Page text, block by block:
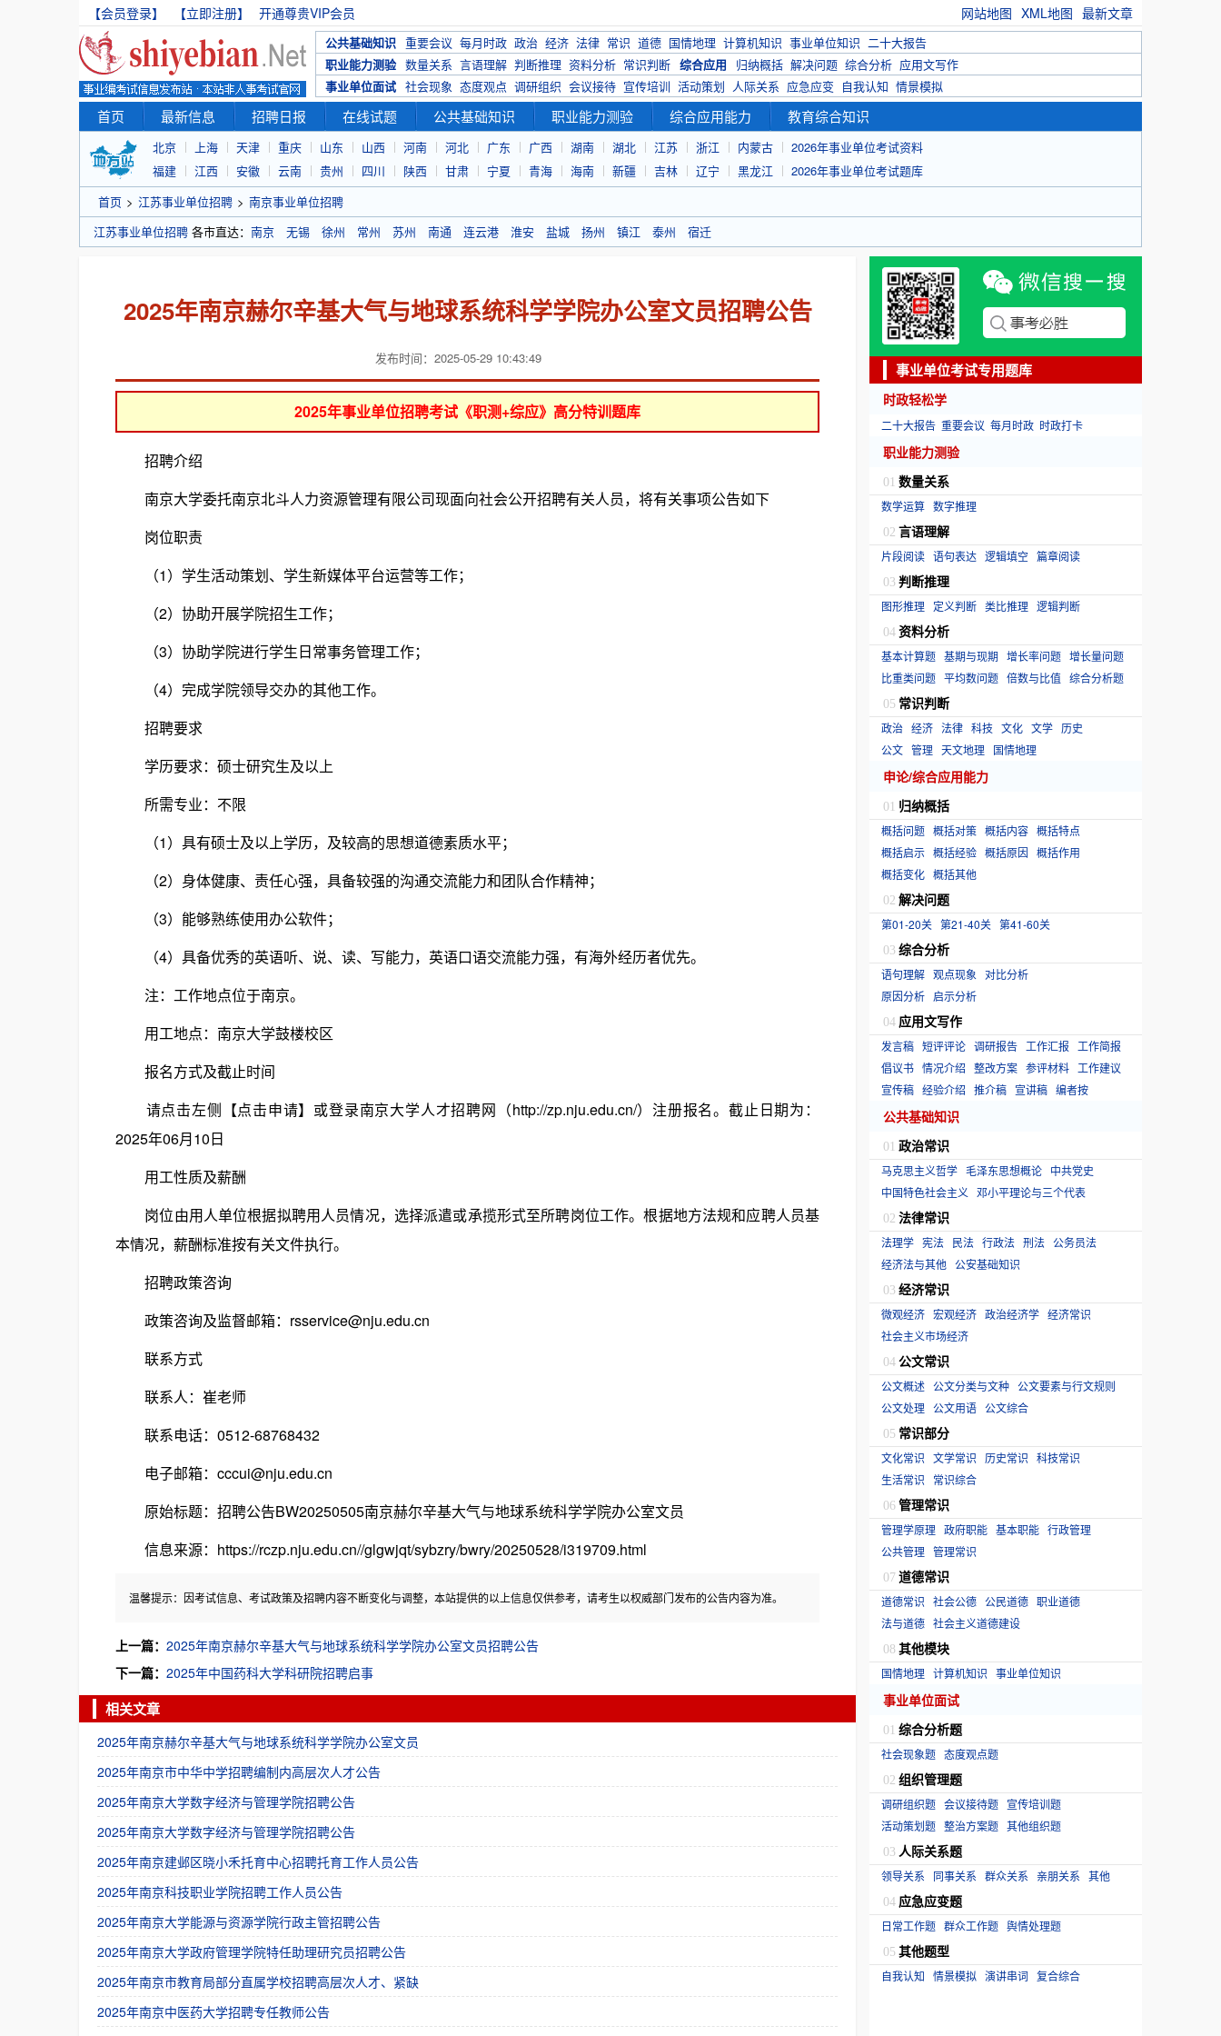
【会员登录】 【立即注册】 开通尊贵VIP会员 网站地图 XML地图 最新文章
公共基础知识 重要会议 每月时政 政治 经济 法律 常识 道德 国情地理 计算机知识 事业单位知识 二十大报告
职业能力测验 数量关系 言语理解 判断推理 资料分析 常识判断 综合应用 归纳概括 解决问题 综合分析 应用文写作
事业单位面试 社会现象 态度观点 调研组织 会议接待 宣传培训 活动策划 人际关系 应急应变 自我认知 情景模拟
首页 最新信息 招聘日报 在线试题 公共基础知识 职业能力测验 综合应用能力 教育综合知识
北京 上海 天津 重庆 山东 山西 河南 河北 广东 广西 湖南 湖北 江苏 浙江 内蒙古
2026年事业单位考试资料
福建
江西 安徽 云南 贵州 四川 陕西 甘肃 宁夏 青海 海南 新疆 吉林 辽宁 黑龙江
2026年事业单位考试题库
首页 > 江苏事业单位招聘 > 南京事业单位招聘
江苏事业单位招聘 各市直达： 南京 无锡 徐州 常州 苏州 南通 连云港 淮安 盐城 扬州 镇江 泰州 宿迁
2025年南京赫尔辛基大气与地球系统科学学院办公室文员招聘公告
发布时间：2025-05-29 10:43:49
2025年事业单位招聘考试《职测+综应》高分特训题库
招聘介绍
南京大学委托南京北斗人力资源管理有限公司现面向社会公开招聘有关人员，将有关事项公告如下
岗位职责
（1）学生活动策划、学生新媒体平台运营等工作；
（2）协助开展学院招生工作；
（3）协助学院进行学生日常事务管理工作；
（4）完成学院领导交办的其他工作。
招聘要求
学历要求：硕士研究生及以上
所需专业：不限
（1）具有硕士及以上学历，及较高的思想道德素质水平；
（2）身体健康、责任心强，具备较强的沟通交流能力和团队合作精神；
（3）能够熟练使用办公软件；
（4）具备优秀的英语听、说、读、写能力，英语口语交流能力强，有海外经历者优先。
注：工作地点位于南京。
用工地点：南京大学鼓楼校区
报名方式及截止时间
请点击左侧【点击申请】或登录南京大学人才招聘网（http://zp.nju.edu.cn/）注册报名。截止日期为：
2025年06月10日
用工性质及薪酬
岗位由用人单位根据拟聘用人员情况，选择派遣或承揽形式至所聘岗位工作。根据地方法规和应聘人员基
本情况，薪酬标准按有关文件执行。
招聘政策咨询
政策咨询及监督邮箱：rsservice@nju.edu.cn
联系方式
联系人：崔老师
联系电话：0512-68768432
电子邮箱：cccui@nju.edu.cn
原始标题：招聘公告BW20250505南京赫尔辛基大气与地球系统科学学院办公室文员
信息来源：https://rczp.nju.edu.cn//glgwjqt/sybzry/bwry/20250528/i319709.html
温馨提示：因考试信息、考试政策及招聘内容不断变化与调整，本站提供的以上信息仅供参考，请考生以权威部门发布的公告内容为准。
上一篇： 2025年南京赫尔辛基大气与地球系统科学学院办公室文员招聘公告
下一篇： 2025年中国药科大学科研院招聘启事
相关文章
2025年南京赫尔辛基大气与地球系统科学学院办公室文员
2025年南京市中华中学招聘编制内高层次人才公告
2025年南京大学数字经济与管理学院招聘公告
2025年南京大学数字经济与管理学院招聘公告
2025年南京建邺区晓小禾托育中心招聘托育工作人员公告
2025年南京科技职业学院招聘工作人员公告
2025年南京大学能源与资源学院行政主管招聘公告
2025年南京大学政府管理学院特任助理研究员招聘公告
2025年南京市教育局部分直属学校招聘高层次人才、紧缺
2025年南京中医药大学招聘专任教师公告
事业单位考试专用题库
时政轻松学
二十大报告 重要会议 每月时政 时政打卡
职业能力测验
01 数量关系
数学运算 数字推理
02 言语理解
片段阅读 语句表达 逻辑填空 篇章阅读
03 判断推理
图形推理 定义判断 类比推理 逻辑判断
04 资料分析
基本计算题 基期与现期 增长率问题 增长量问题
比重类问题 平均数问题 倍数与比值 综合分析题
05 常识判断
政治 经济 法律 科技 文化 文学 历史
公文 管理 天文地理 国情地理
申论/综合应用能力
01 归纳概括
概括问题 概括对策 概括内容 概括特点
概括启示 概括经验 概括原因 概括作用
概括变化 概括其他
02 解决问题
第01-20关 第21-40关 第41-60关
03 综合分析
语句理解 观点现象 对比分析
原因分析 启示分析
04 应用文写作
发言稿 短评评论 调研报告 工作汇报
工作简报
倡议书 情况介绍 整改方案 参评材料 工作建议
宣传稿 经验介绍 推介稿 宣讲稿 编者按
公共基础知识
01 政治常识
马克思主义哲学 毛泽东思想概论 中共党史
中国特色社会主义 邓小平理论与三个代表
02 法律常识
法理学 宪法 民法 行政法 刑法 公务员法
经济法与其他 公安基础知识
03 经济常识
微观经济 宏观经济 政治经济学 经济常识
社会主义市场经济
04 公文常识
公文概述 公文分类与文种 公文要素与行文规则
公文处理 公文用语 公文综合
05 常识部分
文化常识 文学常识 历史常识 科技常识
生活常识
常识综合
06 管理常识
管理学原理 政府职能 基本职能 行政管理
公共管理 管理常识
07 道德常识
道德常识 社会公德 公民道德 职业道德
法与道德 社会主义道德建设
08 其他模块
国情地理 计算机知识 事业单位知识
事业单位面试
01 综合分析题
社会现象题 态度观点题
02 组织管理题
调研组织题 会议接待题 宣传培训题
活动策划题 整治方案题 其他组织题
03 人际关系题
领导关系 同事关系 群众关系 亲朋关系 其他
04 应急应变题
日常工作题 群众工作题 舆情处理题
05 其他题型
自我认知 情景模拟 演讲串词 复合综合